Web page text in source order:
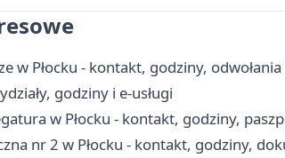
w Płocku - kontakt, godziny, odwołania
godziny i e-usługi
w Płocku - kontakt, godziny,
nr 2 w Płocku - kontakt, godziny,